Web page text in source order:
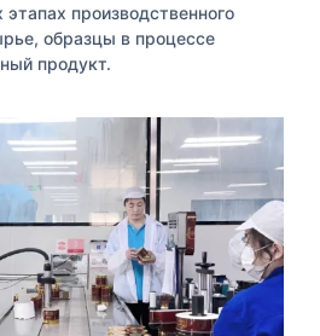
производственного
образцы в процессе
продукт.